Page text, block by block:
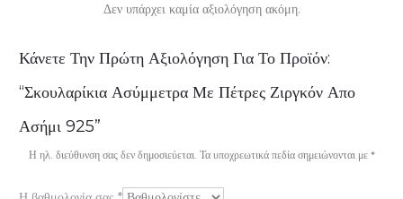
Α
ξ
ι
ο
λ
Δεν υπάρχει καμία αξιολόγηση ακόμη.
Κάνετε Την Πρώτη Αξιολόγηση Για Το Προϊόν:
“Σκουλαρίκια Ασύμμετρα Με Πέτρες Ζιργκόν Απο
Ασήμι 925”
Η ηλ. διεύθυνση σας δεν δημοσιεύεται. Τα υποχρεωτικά πεδία σημειώνονται με *